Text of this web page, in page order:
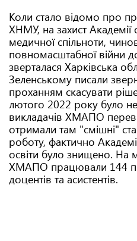
Коли стало відомо про
ХНМУ, на захист Академії
медичної спільноти,
повномасштабної війни
зверталася Харківська
Зеленському писали
проханням скасувати
лютого 2022 року було
викладачів ХМАПО
отримали там "смішні"
роботу, фактично
освіти було знищено. На
ХМАПО працювали 144
доцентів та асистентів.